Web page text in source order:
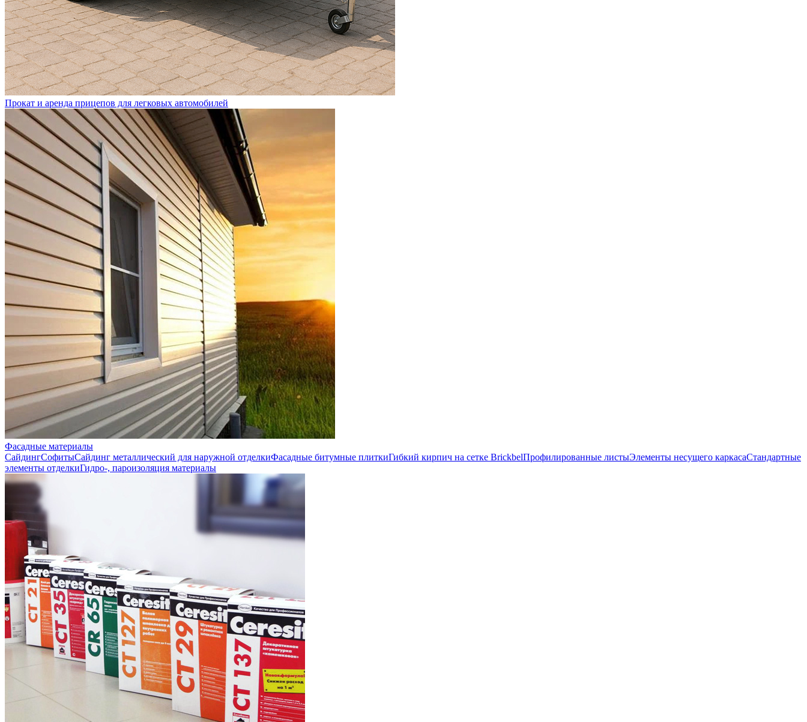
Прокат и аренда прицепов для легковых автомобилей
Фасадные материалы
СайдингСофитыСайдинг металлический для наружной отделкиФасадные битумные плиткиГибкий кирпич на сетке BrickbelПрофилированные листыЭлементы несущего каркасаСтандартные
элементы отделкиГидро-, пароизоляция материалы